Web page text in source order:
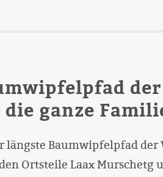
ganze
längste Baumwipfelpfad der
Ortsteile Laax Murschetg